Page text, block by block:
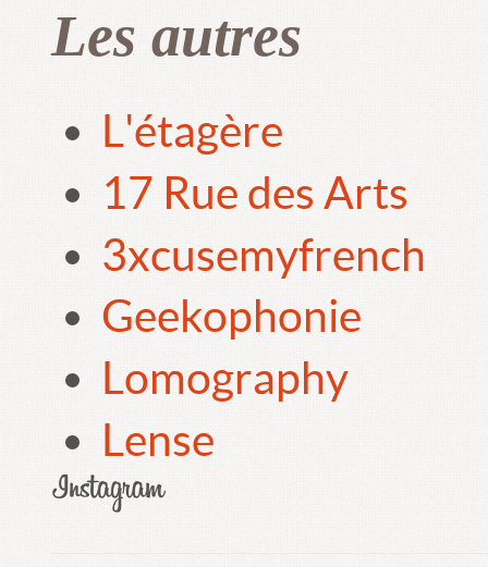
Les autres
L'étagère
17 Rue des Arts
3xcusemyfrench
Geekophonie
Lomography
Lense